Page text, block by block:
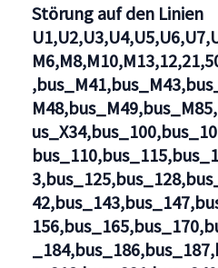
Störung auf den Linien